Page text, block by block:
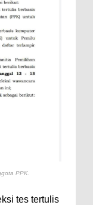
Sinergi,
ke
1608
Argentina vs
Pererat
Masyarakat
Bima
Finalisasi
PPK.
tes tertulis